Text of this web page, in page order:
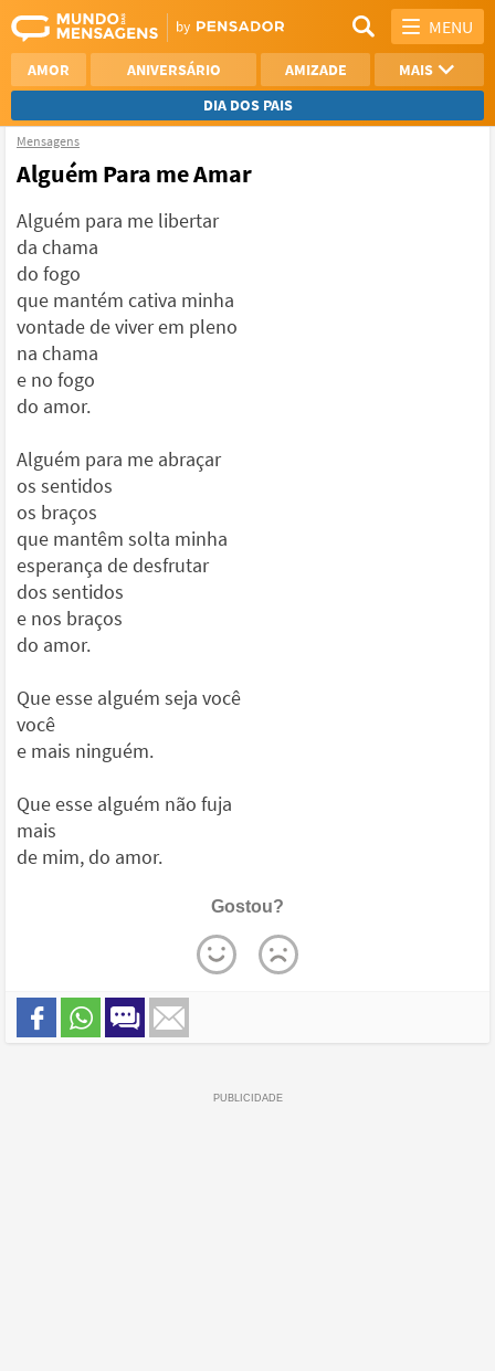
MENU
AMOR ANIVERSÁRIO AMIZADE
MAIS
DIA DOS PAIS
NAMORO
Mensagens
Alguém Para me Amar
Alguém para me libertar
da chama
do fogo
que mantém cativa minha
vontade de viver em pleno
na chama
e no fogo
do amor.
Alguém para me abraçar
os sentidos
os braços
que mantêm solta minha
esperança de desfrutar
dos sentidos
e nos braços
do amor.
Que esse alguém seja você
você
e mais ninguém.
Que esse alguém não fuja
mais
de mim, do amor.
Gostou?